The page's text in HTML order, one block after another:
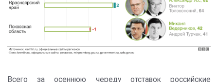
Всего за осеннюю череду отставок российские